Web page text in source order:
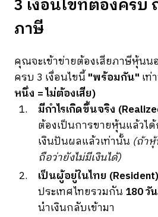
3 เงื่อนไขที่ต้องครบ
ภาษี
คุณจะเข้าข่ายต้องเสียภาษีหุ้น
ครบ 3 เงื่อนไขนี้ "พร้อมกัน" เท่
หนึ่ง = ไม่ต้องเสีย)
มีกำไรเกิดขึ้นจริง
ต้องเป็นการขายหุ้นแล้วได้
เงินปันผลแล้วเท่านั้น (ถ้า
ถือว่ายังไม่มีเงินได้)
เป็นผู้อยู่ในไทย
ประเทศไทยรวมกัน 180 วั
นำเงินกลับเข้ามา